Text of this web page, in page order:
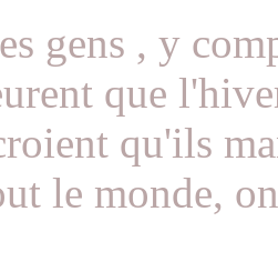
gens , y
que
qu'ils
le monde,